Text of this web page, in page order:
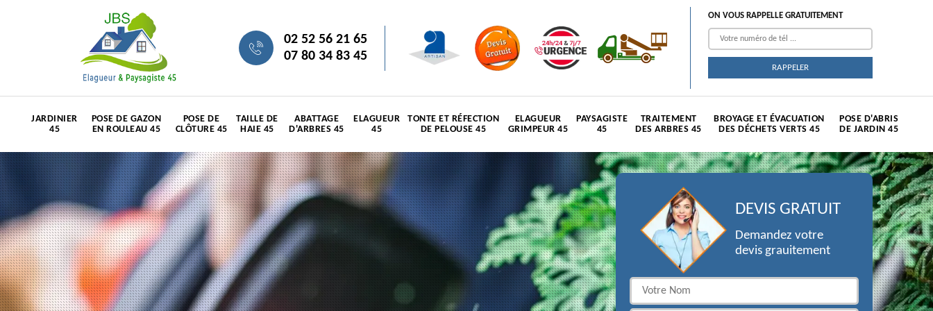
02 52 56 21 65
07 80 34 83 45
ON VOUS RAPPELLE GRATUITEMENT
JARDINIER
45
POSE DE GAZON
EN ROULEAU 45
POSE DE
CLÔTURE 45
TAILLE DE
HAIE 45
ABATTAGE
D'ARBRES 45
ELAGUEUR
45
TONTE ET RÉFECTION
DE PELOUSE 45
ELAGUEUR
GRIMPEUR 45
PAYSAGISTE
45
TRAITEMENT
DES ARBRES 45
BROYAGE ET ÉVACUATION
DES DÉCHETS VERTS 45
POSE D'ABRIS
DE JARDIN 45
DEVIS GRATUIT
Demandez votre
devis grauitement